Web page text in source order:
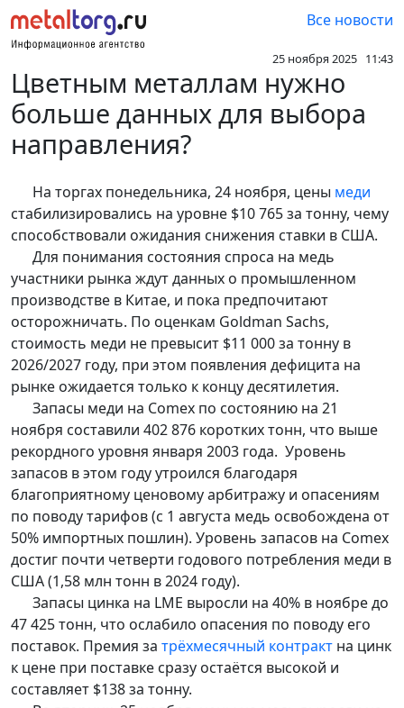
Все новости
25 ноября 2025 11:43
Цветным металлам нужно
больше данных для выбора
направления?
На торгах понедельника, 24 ноября, цены меди
стабилизировались на уровне $10 765 за тонну, чему
способствовали ожидания снижения ставки в США.
Для понимания состояния спроса на медь
участники рынка ждут данных о промышленном
производстве в Китае, и пока предпочитают
осторожничать. По оценкам Goldman Sachs,
стоимость меди не превысит $11 000 за тонну в
2026/2027 году, при этом появления дефицита на
рынке ожидается только к концу десятилетия.
Запасы меди на Comex по состоянию на 21
ноября составили 402 876 коротких тонн, что выше
рекордного уровня января 2003 года. Уровень
запасов в этом году утроился благодаря
благоприятному ценовому арбитражу и опасениям
по поводу тарифов (с 1 августа медь освобождена от
50% импортных пошлин). Уровень запасов на Comex
достиг почти четверти годового потребления меди в
США (1,58 млн тонн в 2024 году).
Запасы цинка на LME выросли на 40% в ноябре до
47 425 тонн, что ослабило опасения по поводу его
поставок. Премия за трёхмесячный контракт на цинк
к цене при поставке сразу остаётся высокой и
составляет $138 за тонну.